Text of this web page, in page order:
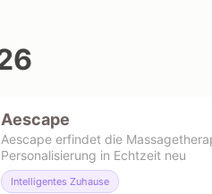
Aescape
Aescape erfindet die
Personalisierung in Echtzeit neu
Intelligentes Zuhause